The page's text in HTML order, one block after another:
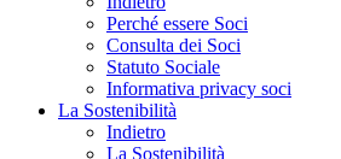
Perché essere Soci
Consulta dei Soci
Statuto Sociale
Informativa privacy soci
La Sostenibilità
Indietro
La Sostenibilità